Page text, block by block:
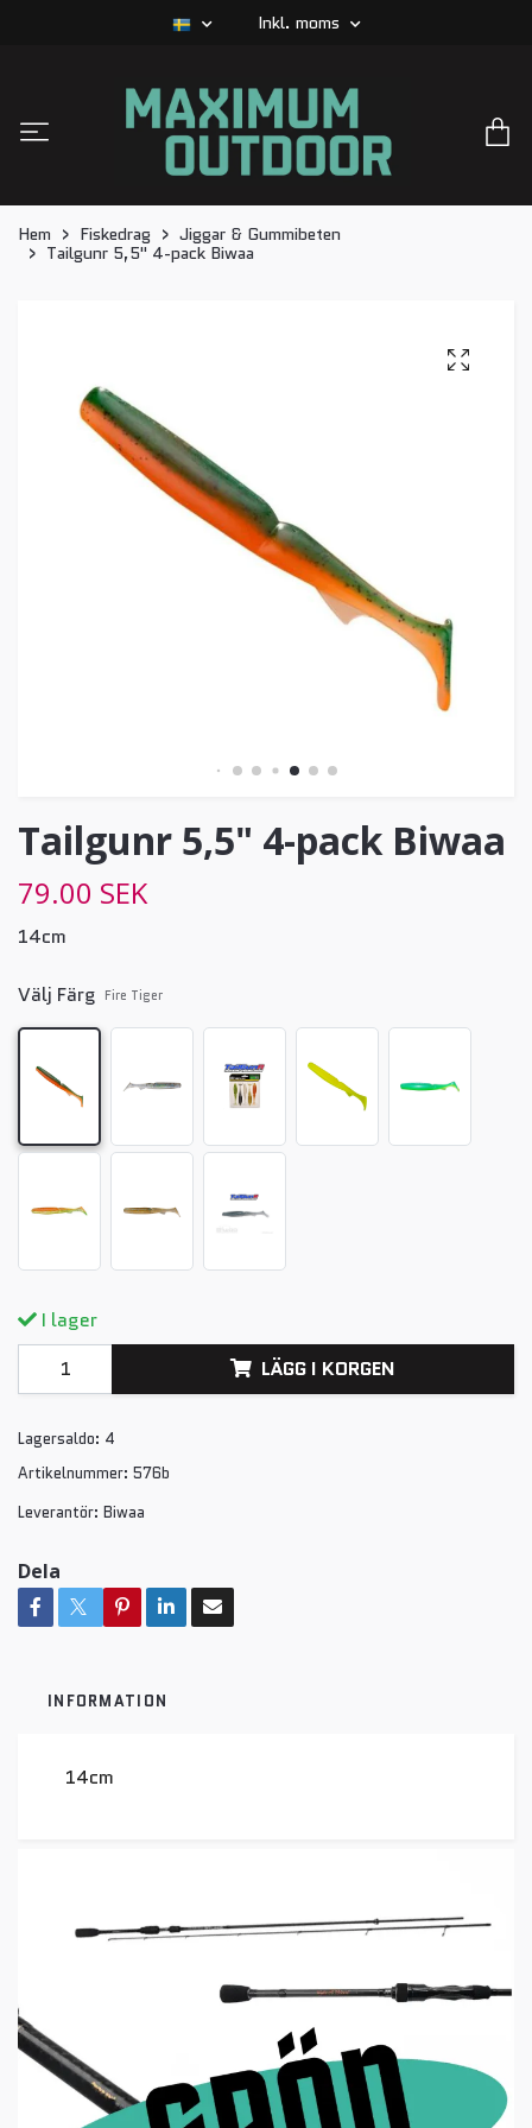
Inkl. moms
Hem Fiskedrag
Jiggar & Gummibeten
Tailgunr 5,5" 4-pack Biwaa
Tailgunr 5,5" 4-pack Biwaa
79.00 SEK
14cm
Välj Färg Fire Tiger
I lager
LÄGG I KORGEN
Lagersaldo: 4
Artikelnummer: 576b
Leverantör: Biwaa
Dela
INFORMATION
14cm